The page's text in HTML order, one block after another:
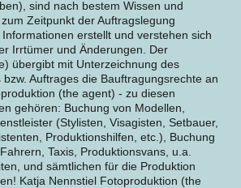
sind nach bestem Wissen und
Zeitpunkt der Auftragslegung
erstellt und verstehen sich
Irrtümer und Änderungen. Der
übergibt mit Unterzeichnung des
Auftrages die Bauftragungsrechte an
(the agent) - zu diesen
gehören: Buchung von Modellen,
(Stylisten, Visagisten, Setbauer,
Produktionshilfen, etc.), Buchung
Taxis, Produktionsvans, u.a.
und sämtlichen für die Produktion
Katja Nennstiel Fotoproduktion (the